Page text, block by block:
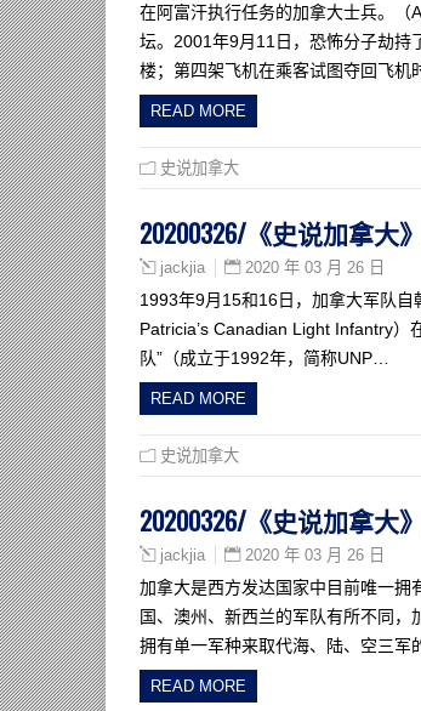
在阿富汗执行任务的加拿大士兵。（
坛。2001年9月11日，恐怖分子劫持
楼；第四架飞机在乘客试图夺回飞机
READ MORE
史说加拿大
20200326/《史说加拿
jackjia 2020 年 03 月 26 日
1993年9月15和16日，加拿大军队
Patricia’s Canadian Light Infantry）
队”（成立于1992年，简称UNP…
READ MORE
史说加拿大
20200326/《史说加拿
jackjia 2020 年 03 月 26 日
加拿大是西方发达国家中目前唯一拥
国、澳州、新西兰的军队有所不同
拥有单一军种来取代海、陆、空三军
READ MORE